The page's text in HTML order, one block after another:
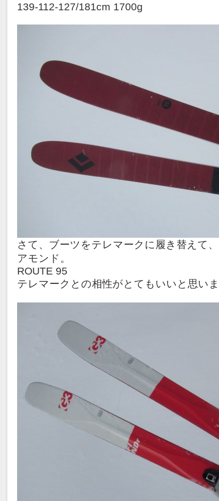
139-112-127/181cm 1700g
さて、ブーツをテレマークに履き替えて
アモンド。
ROUTE 95
テレマークとの相性がとてもいいと思い